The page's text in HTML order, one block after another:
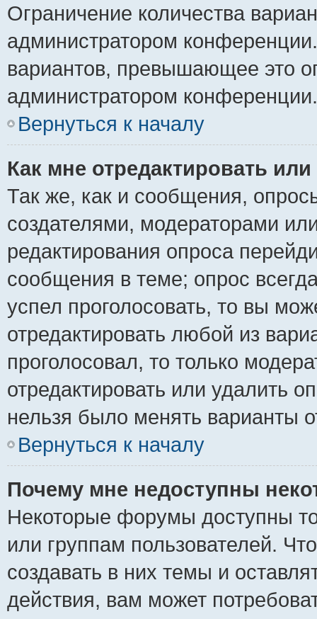
Ограничение количества
администратором
вариантов, превышающее это
администратором конференции.
Вернуться к началу
Как мне отредактировать
Так же, как и сообщения,
создателями, модераторами
редактирования опроса
сообщения в теме; опрос
успел проголосовать, то вы
отредактировать любой из
проголосовал, то только
отредактировать или удалить
нельзя было менять варианты
Вернуться к началу
Почему мне недоступны
Некоторые форумы доступны
или группам пользователей.
создавать в них темы и
действия, вам может